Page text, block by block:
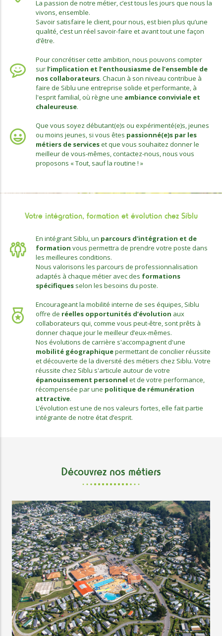
La passion de notre métier, c’est tous les jours que nous la
vivons, ensemble.
Savoir satisfaire le client, pour nous, est bien plus qu’une
qualité, c’est un réel savoir-faire et avant tout une façon
d’être.
Pour concrétiser cette ambition, nous pouvons compter
sur l’implication et l’enthousiasme de l’ensemble de
nos collaborateurs. Chacun à son niveau contribue à
faire de Siblu une entreprise solide et performante, à
l'esprit familial, où règne une ambiance conviviale et
chaleureuse.
Que vous soyez débutant(e)s ou expérimenté(e)s, jeunes
ou moins jeunes, si vous êtes passionné(e)s par les
métiers de serviceset que vous souhaitez donner le
meilleur de vous-mêmes, contactez-nous, nous vous
proposons « Tout, sauf la routine ! »
Votre intégration, formation et évolution chez Siblu
En intégrant Siblu, un parcours d'intégration et de
formation vous permettra de prendre votre poste dans
les meilleures conditions.
Nous valorisons les parcours de professionnalisation
adaptés à chaque métier avec des formations
spécifiques selon les besoins du poste.
Encourageant la mobilité interne de ses équipes, Siblu
offre de réelles opportunités d’évolution aux
collaborateurs qui, comme vous peut-être, sont prêts à
donner chaque jour le meilleur d’eux-mêmes.
Nos évolutions de carrière s'accompagnent d'une
mobilité géographiquepermettant de concilier réussite
et découverte de la diversité des métiers chez Siblu. Votre
réussite chez Siblu s'articule autour de votre
épanouissement personnel et de votre performance,
récompensée par une politique de rémunération
attractive.
L’évolution est une de nos valeurs fortes, elle fait partie
intégrante de notre état d’esprit.
Découvrez nos métiers